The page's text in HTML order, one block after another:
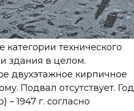
технического
здания в целом.
двухэтажное кирпичное
Подвал отсутствует. Год
1947 г. согласно